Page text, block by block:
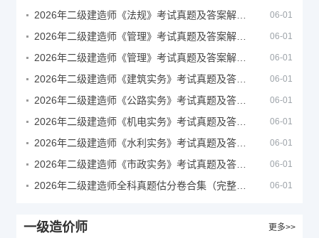
06-01
06-01
06-01
06-01
06-01
06-01
06-01
06-01
06-01
一级造价师 更多>>